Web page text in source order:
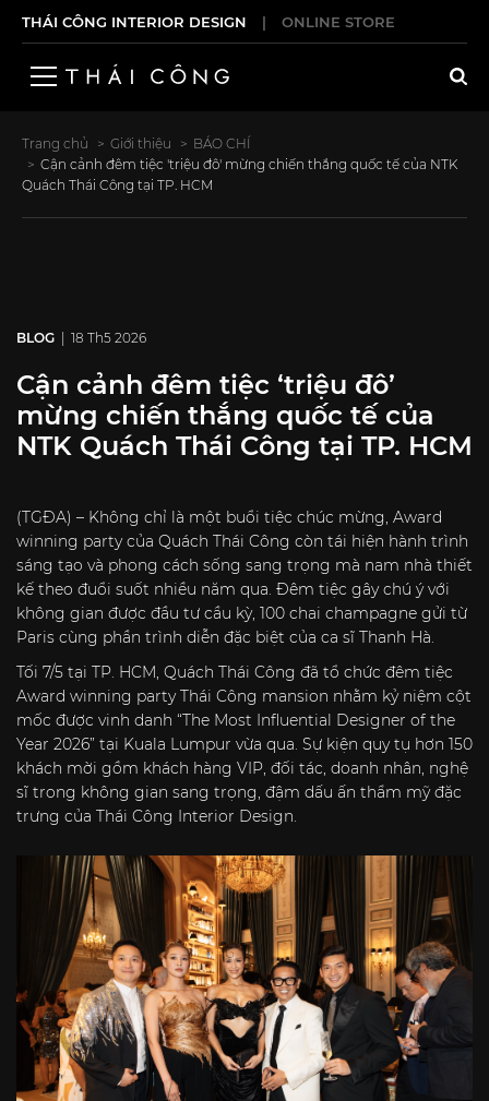
THÁI CÔNG INTERIOR DESIGN | ONLINE STORE
Trang chủ Giới thiệu
BÁO CHÍ
Cận cảnh đêm tiệc 'triệu đô' mừng chiến thắng quốc tế của NTK
Quách Thái Công tại TP. HCM
BLOG | 18 Th5 2026
Cận cảnh đêm tiệc ‘triệu đô’
mừng chiến thắng quốc tế của
NTK Quách Thái Công tại TP. HCM
(TGĐA) – Không chỉ là một buổi tiệc chúc mừng, Award
winning party của Quách Thái Công còn tái hiện hành trình
sáng tạo và phong cách sống sang trọng mà nam nhà thiết
kế theo đuổi suốt nhiều năm qua. Đêm tiệc gây chú ý với
không gian được đầu tư cầu kỳ, 100 chai champagne gửi từ
Paris cùng phần trình diễn đặc biệt của ca sĩ Thanh Hà.
Tối 7/5 tại TP. HCM, Quách Thái Công đã tổ chức đêm tiệc
Award winning party Thái Công mansion nhằm kỷ niệm cột
mốc được vinh danh “The Most Influential Designer of the
Year 2026” tại Kuala Lumpur vừa qua. Sự kiện quy tụ hơn 150
khách mời gồm khách hàng VIP, đối tác, doanh nhân, nghệ
sĩ trong không gian sang trọng, đậm dấu ấn thẩm mỹ đặc
trưng của Thái Công Interior Design.